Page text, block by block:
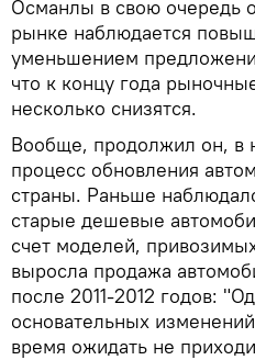
Османлы в свою очередь
рынке наблюдается
уменьшением
что к концу года
несколько снизятся.
Вообще, продолжил он, в
процесс обновления
страны. Раньше
старые дешевые
счет моделей,
выросла продажа
после 2011-2012 годов:
основательных
время ожидать не